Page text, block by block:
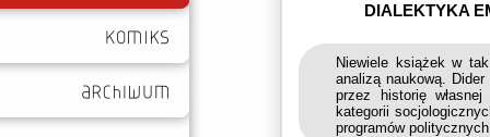
DIALEKTYKA
Niewiele książek w
analizą naukową. Dider
przez historię
kategorii
programów